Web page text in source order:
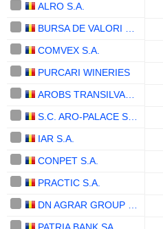
ALRO S.A.
COMVEX S.A.
PURCARI WINERIES
IAR S.A.
CONPET S.A.
PRACTIC S.A.